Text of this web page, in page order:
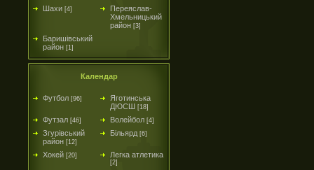
Шахи [4]
Переяслав-
Хмельницький
район [3]
Баришівський
район [1]
Календар
Футбол [96]
Яготинська
ДЮСШ [18]
Футзал [46] Волейбол [4]
Згурівський
район [12]
Більярд [6]
Хокей [20] Легка атлетика
[2]